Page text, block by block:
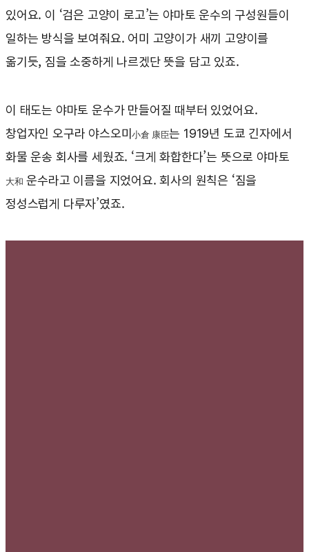
있어요. 이 ‘검은 고양이 로고’는 야마토 운수의 구성원들이
일하는 방식을 보여줘요. 어미 고양이가 새끼 고양이를
옮기듯, 짐을 소중하게 나르겠단 뜻을 담고 있죠.
이 태도는 야마토 운수가 만들어질 때부터 있었어요.
창업자인 오구라 야스오미小倉 康臣는 1919년 도쿄 긴자에서
화물 운송 회사를 세웠죠. ‘크게 화합한다’는 뜻으로 야마토
大和 운수라고 이름을 지었어요. 회사의 원칙은 ‘짐을
정성스럽게 다루자’였죠.